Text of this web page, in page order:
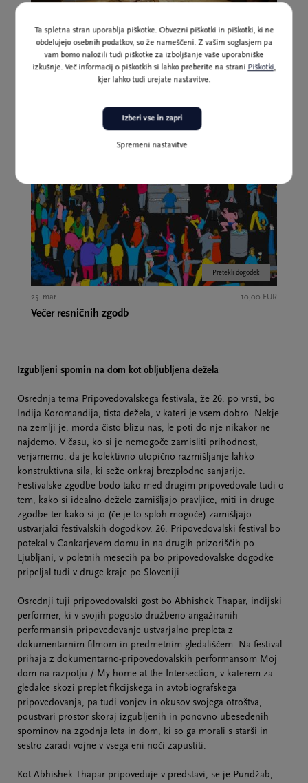
Pretekli dogodek
24. mar., 24. mar. 10,00 EUR
My Home at the Intersection / Moj dom na razpotju
Pretekli dogodek
25. mar. 10,00 EUR
Večer resničnih zgodb
Izgubljeni spomin na dom kot obljubljena dežela
Osrednja tema Pripovedovalskega festivala, že 26. po vrsti, bo
Indija Koromandija, tista dežela, v kateri je vsem dobro. Nekje
na zemlji je, morda čisto blizu nas, le poti do nje nikakor ne
najdemo. V času, ko si je nemogoče zamisliti prihodnost,
verjamemo, da je kolektivno utopično razmišljanje lahko
konstruktivna sila, ki seže onkraj brezplodne sanjarije.
Festivalske zgodbe bodo tako med drugim pripovedovale tudi o
tem, kako si idealno deželo zamišljajo pravljice, miti in druge
zgodbe ter kako si jo (če je to sploh mogoče) zamišljajo
ustvarjalci festivalskih dogodkov. 26. Pripovedovalski festival bo
potekal v Cankarjevem domu in na drugih prizoriščih po
Ljubljani, v poletnih mesecih pa bo pripovedovalske dogodke
pripeljal tudi v druge kraje po Sloveniji.
Osrednji tuji pripovedovalski gost bo Abhishek Thapar, indijski
performer, ki v svojih pogosto družbeno angažiranih
performansih pripovedovanje ustvarjalno prepleta z
dokumentarnim filmom in predmetnim gledališčem. Na festival
prihaja z dokumentarno-pripovedovalskih performansom Moj
dom na razpotju / My home at the Intersection, v katerem za
gledalce skozi preplet fikcijskega in avtobiografskega
pripovedovanja, pa tudi vonjev in okusov svojega otroštva,
poustvari prostor skoraj izgubljenih in ponovno ubesedenih
spominov na zgodnja leta in dom, ki so ga morali s starši in
sestro zaradi vojne v vsega eni noči zapustiti.
Kot Abhishek Thapar pripoveduje v predstavi, se je Pundžab,
Ta spletna stran uporablja piškotke. Obvezni piškotki in piškotki, ki ne
obdelujejo osebnih podatkov, so že nameščeni. Z vašim soglasjem pa
vam bomo naložili tudi piškotke za izboljšanje vaše uporabniške
izkušnje. Več informacij o piškotkih si lahko preberite na strani Piškotki,
kjer lahko tudi urejate nastavitve.
Spremeni nastavitve
Izberi vse in zapri